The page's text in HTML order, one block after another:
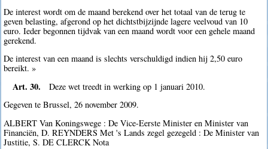
De interest wordt om de maand berekend over het totaal van de terug te
geven belasting, afgerond op het dichtstbijzijnde lagere veelvoud van 10
euro. Ieder begonnen tijdvak van een maand wordt voor een gehele maand
gerekend.
De interest van een maand is slechts verschuldigd indien hij 2,50 euro
bereikt. »
Art. 30.
Deze wet treedt in werking op 1 januari 2010.
Gegeven te Brussel, 26 november 2009.
ALBERT Van Koningswege : De Vice-Eerste Minister en Minister van
Financiën, D. REYNDERS Met 's Lands zegel gezegeld : De Minister van
Justitie, S. DE CLERCK Nota